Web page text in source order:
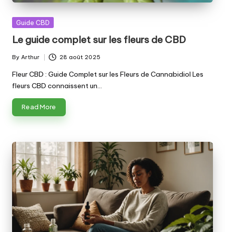
Posted
Guide CBD
Le guide complet sur les fleurs de CBD
Posted
by
By Arthur 28 août 2025
Fleur CBD : Guide Complet sur les Fleurs de Cannabidiol Les
fleurs CBD connaissent un…
Read More